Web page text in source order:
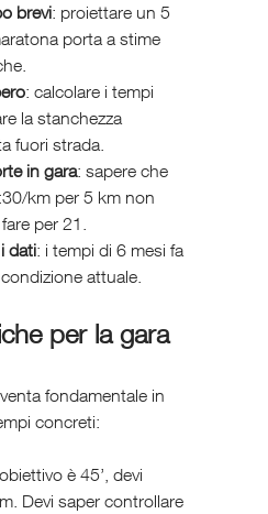
brevi: proiettare un 5
porta a stime
: calcolare i tempi
la stanchezza
fuori strada.
in gara: sapere che
km per 5 km non
per 21.
dati: i tempi di 6 mesi fa
attuale.
per la gara
fondamentale in
concreti:
è 45’, devi
Devi saper controllare